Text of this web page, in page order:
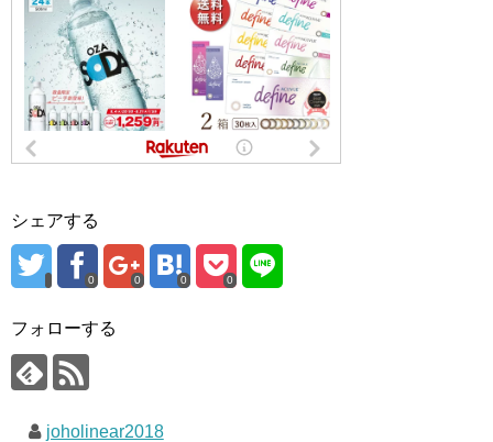
シェアする
0 0 0 0
フォローする
joholinear2018